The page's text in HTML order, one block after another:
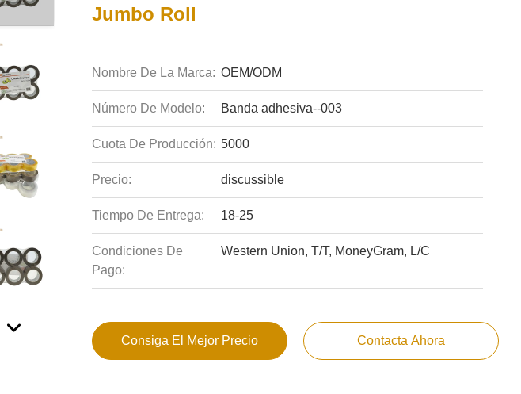
Jumbo Roll
Nombre De La Marca: OEM/ODM
Número De Modelo: Banda adhesiva--003
Cuota De Producción: 5000
Precio: discussible
Tiempo De Entrega: 18-25
Condiciones De
Pago:
Western Union, T/T, MoneyGram, L/C
Consiga El Mejor Precio Contacta Ahora